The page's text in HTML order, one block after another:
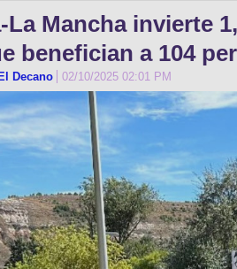
La Mancha invierte
benefician a 104
Decano 02/10/2025 02:01 PM